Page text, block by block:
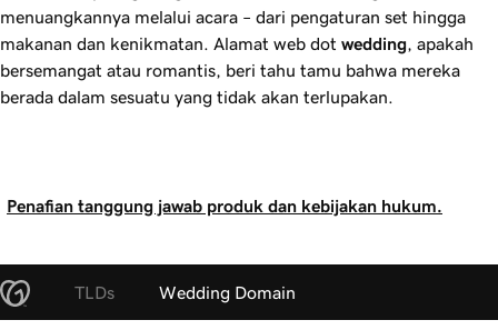
menuangkannya melalui acara – dari pengaturan set hingga
makanan dan kenikmatan. Alamat web dot wedding , apakah
bersemangat atau romantis, beri tahu tamu bahwa mereka
berada dalam sesuatu yang tidak akan terlupakan.
Penafian tanggung jawab produk dan kebijakan hukum.
TLDs Wedding Domain